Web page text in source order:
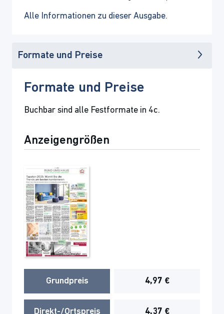
Alle Informationen zu dieser Ausgabe.
Formate und Preise
Formate und Preise
Buchbar sind alle Festformate in 4c.
Anzeigengrößen
Grundpreis 4,97 €
Direkt-/Ortspreis 4,37 €